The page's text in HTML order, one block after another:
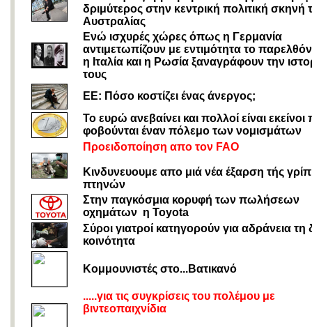
δριμύτερος στην κεντρική πολιτική σκηνή
Αυστραλίας
Ενώ ισχυρές χώρες όπως η Γερμανία
αντιμετωπίζουν με εντιμότητα το
η Ιταλία και η Ρωσία ξαναγράφουν την
τους
ΕΕ: Πόσο κοστίζει ένας άνεργος;
Το ευρώ ανεβαίνει και πολλοί είναι εκείνοι
φοβούνται έναν πόλεμο των νομισμάτων
Προειδοποίηση απο τον FAO
Κινδυνευουμε απο μιά νέα έξαρση τής
πτηνών
Στην παγκόσμια κορυφή των πωλήσεων
οχημάτων η Toyota
Σύροι γιατροί κατηγορούν για αδράνεια τη
κοινότητα
Κομμουνιστές στο...Βατικανό
.....για τις συγκρίσεις του πολέμου με
βιντεοπαιχνίδια